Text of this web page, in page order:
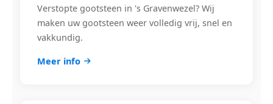
Verstopte gootsteen in 's Gravenwezel? Wij
maken uw gootsteen weer volledig vrij, snel en
vakkundig.
Meer info